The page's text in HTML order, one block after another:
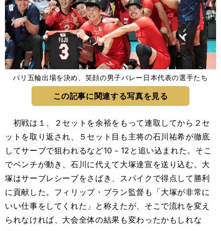
パリ五輪出場を決め、笑顔の男子バレー日本代表の選手たち
この記事に関連する写真を見る
初戦は１、２セットを余裕をもって連取してから２セ
ットを取り返され、５セット目も主将の石川祐希が徹底
してサーブで狙われるなど10－12と追い込まれた。そこ
でベンチが動き、石川に代えて大塚達宣を送り込む。大
塚はサーブレシーブをさばき、スパイクで得点して勝利
に貢献した。フィリップ・ブラン監督も「大塚が非常に
いい仕事をしてくれた」と称えたが、そこで流れを変え
られなければ、大会全体の結果も変わったかもしれな